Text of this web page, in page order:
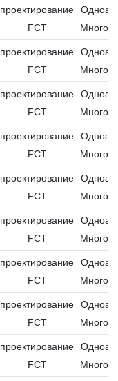
проектирование
FCT
проектирование
FCT
проектирование
FCT
проектирование
FCT
проектирование
FCT
проектирование
FCT
проектирование
FCT
проектирование
FCT
проектирование
FCT